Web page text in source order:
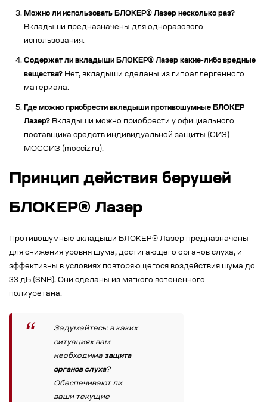
Можно ли использовать БЛОКЕР® Лазер несколько раз?
Вкладыши предназначены для одноразового
использования.
Содержат ли вкладыши БЛОКЕР® Лазер какие-либо вредные
вещества? Нет, вкладыши сделаны из гипоаллергенного
материала.
Где можно приобрести вкладыши противошумные БЛОКЕР
Лазер? Вкладыши можно приобрести у официального
поставщика средств индивидуальной защиты (СИЗ)
МОССИЗ (mocciz.ru).
Принцип действия берушей
БЛОКЕР® Лазер
Противошумные вкладыши БЛОКЕР® Лазер предназначены
для снижения уровня шума, достигающего органов слуха, и
эффективны в условиях повторяющегося воздействия шума до
33 дБ (SNR). Они сделаны из мягкого вспененного
полиуретана.
Задумайтесь: в каких
ситуациях вам
необходима защита
органов слуха?
Обеспечивают ли
ваши текущие